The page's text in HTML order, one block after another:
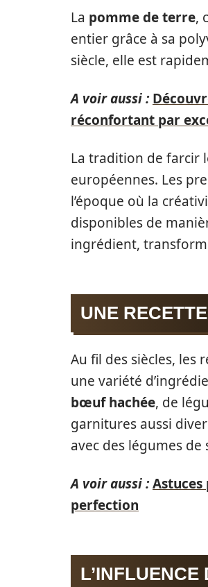
La pomme de terre,
entier grâce à sa
siècle, elle est
A voir aussi :
réconfortant par
La tradition de farcir
européennes. Les
l’époque où la
disponibles de
ingrédient,
UNE
Au fil des siècles, les
une variété
bœuf hachée, de
garnitures aussi
avec des légumes
A voir aussi :
perfection
L’INFLUENCE